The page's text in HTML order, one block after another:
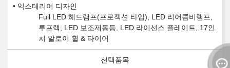
익스테리어 디자인
Full LED 헤드램프(프로젝션 타입), LED 리어콤비램프,
루프랙, LED 보조제동등, LED 라이선스 플레이트, 17인
치 알로이 휠 & 타이어